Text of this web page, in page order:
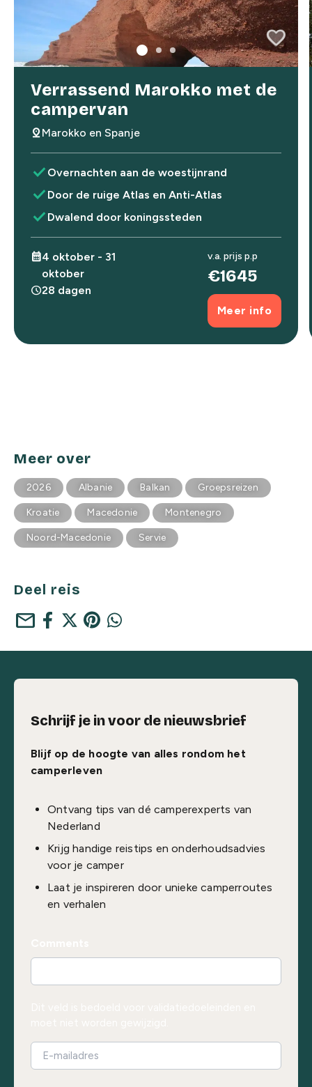
favorite
favorite
Verrassend Marokko met de
campervan
pin_dropMarokko en Spanje
check Overnachten aan de woestijnrand
check Door de ruige Atlas en Anti-Atlas
check Dwalend door koningssteden
calendar_month4 oktober - 31
oktober
schedule28 dagen
v.a. prijs p.p
€1645
Meer info
Meer over
2026 Albanie Balkan Groepsreizen
Kroatie Macedonie Montenegro
Noord-Macedonie Servie
Deel reis
mail
Schrijf je in voor de nieuwsbrief
Blijf op de hoogte van alles rondom het
camperleven
Ontvang tips van dé camperexperts van
Nederland
Krijg handige reistips en onderhoudsadvies
voor je camper
Laat je inspireren door unieke camperroutes
en verhalen